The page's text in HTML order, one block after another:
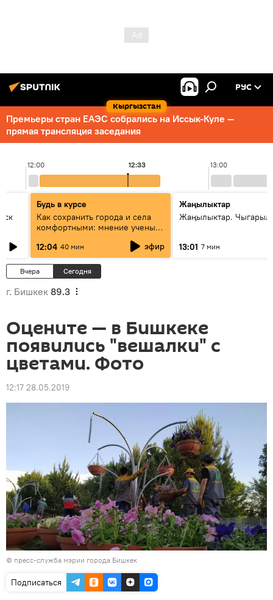
Кыргызстан
РУС
Премьеры стран ЕАЭС собрались на Иссык-Куле —
прямая трансляция заседания
12:00 13:00
12:33
Будь в курсе
Как сохранить города и села
комфортными: мнение ученых
12:04 40 мин эфир
Жаңылыктар
Жаңылыктар.
13:01 7 мин
Вчера Сегодня
г. Бишкек 89.3
Оцените — в Бишкеке
появились "вешалки" с
цветами. Фото
12:17 28.05.2019
© пресс-служба мэрии города Бишкек
Подписаться